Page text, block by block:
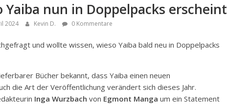
Yaiba nun in Doppelpacks erscheint
2024 Kevin D. 0 Kommentare
und wollte wissen, wieso Yaiba bald neu in Doppelpacks
Bücher bekannt, dass Yaiba einen neuen
die Art der Veröffentlichung verändert sich dieses Jahr.
Inga Wurzbach von Egmont Manga um ein Statement